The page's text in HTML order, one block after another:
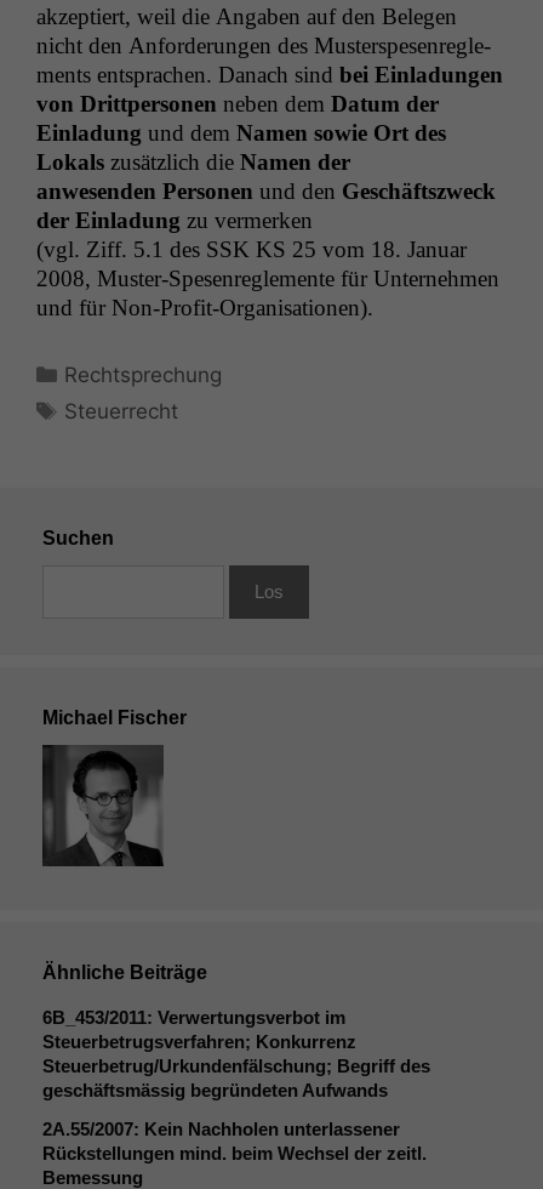
akzep­tiert, weil die Angaben auf den Bele­gen
nicht den Anforderun­gen des Muster­spe­sen­re­gle­
ments entsprachen. Danach sind bei Ein­ladun­gen
von Drittper­so­n­en neben dem Datum der
Ein­ladung und dem Namen sowie Ort des
Lokals zusät­zlich die Namen der
anwe­senden Per­so­n­en und den Geschäft­szweck
der Ein­ladung zu vermerken
(vgl. Ziff. 5.1 des SSK KS 25 vom 18. Jan­u­ar
2008, Muster-Spe­sen­re­gle­mente für Unternehmen
und für Non-Profit-Organisationen).
Kategorien
Rechtsprechung
Schlagwörter
Steuerrecht
Suchen
Michael Fischer
Ähnliche Beiträge
6B_453/2011: Verwertungsverbot im
Steuerbetrugsverfahren; Konkurrenz
Steuerbetrug/Urkundenfälschung; Begriff des
geschäftsmässig begründeten Aufwands
2A.55/2007: Kein Nachholen unterlassener
Rückstellungen mind. beim Wechsel der zeitl.
Bemessung
Notwendige
Cookies
Diese